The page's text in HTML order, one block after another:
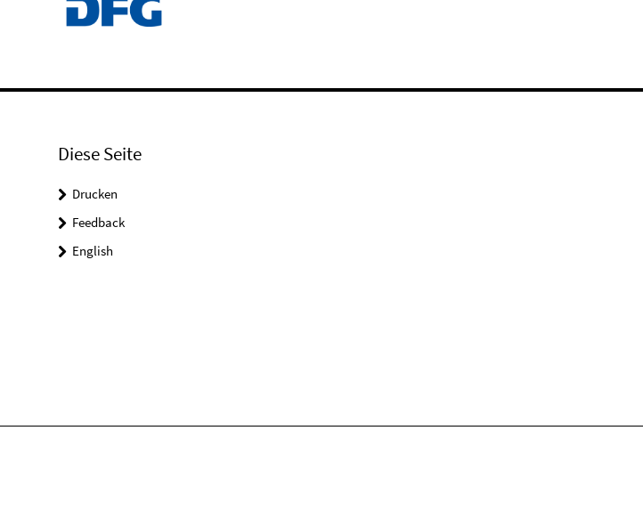
Diese Seite
Drucken
Feedback
English